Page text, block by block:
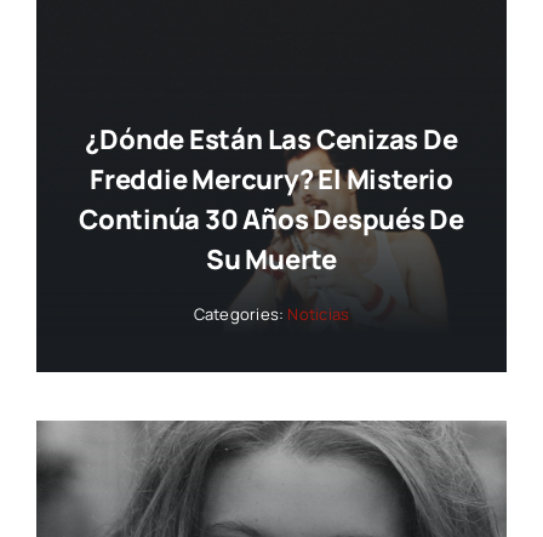
¿Dónde Están Las Cenizas De
Freddie Mercury? El Misterio
Continúa 30 Años Después De
Su Muerte
Categories: Noticias